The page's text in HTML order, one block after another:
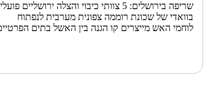
שריפה בירושלים: 5 צוותי כיבוי והצלה ירושליים פועלים כעת בשריפת חורש וצמחייה עשבונית
בוואדי של שכונת רוממה צפונית מערבית לנפתוח
לוחמי האש מייצרים קו הגנה בין האשל בתים